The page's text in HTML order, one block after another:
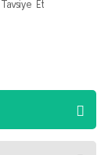
Tavsiye Et